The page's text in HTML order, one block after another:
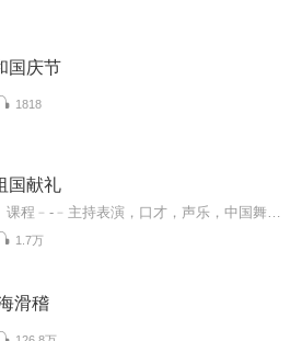
国庆节
1818
国献礼
1.7万
滑稽